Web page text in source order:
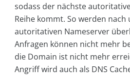
sodass der nächste
Reihe kommt. So werden nach
autoritativen Nameserver
Anfragen können nicht mehr
die Domain ist nicht mehr
Angriff wird auch als DNS